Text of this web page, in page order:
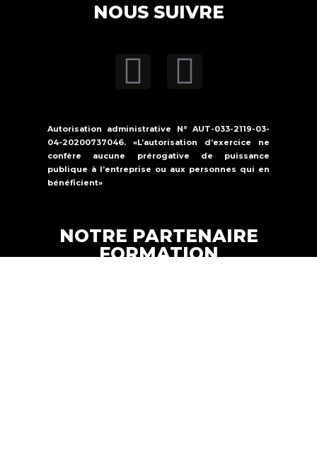
NOUS SUIVRE
Autorisation administrative N° AUT-033-2119-03-
04-20200737046. «L’autorisation d’exercice ne
confère aucune prérogative de puissance
publique à l’entreprise ou aux personnes qui en
bénéficient»
NOTRE PARTENAIRE
FORMATION